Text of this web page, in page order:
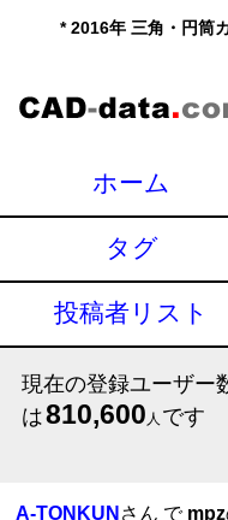
* 2016年 三角・円筒
ホーム
タグ
投稿者リスト
現在の登録ユーザー
は810,600 人 です
A-TONKUN さん で mpz